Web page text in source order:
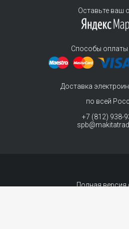
Оставьте ваш
Способы оплаты
Доставка
по всей
+7 (812) 938-
Полная версия